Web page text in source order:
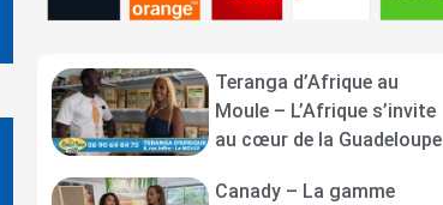
Teranga d’Afrique au
Moule – L’Afrique s’invite
au cœur de la Guadeloupe
Canady – La gamme